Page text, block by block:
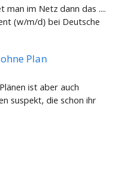
man im Netz dann das ....
(w/m/d) bei Deutsche
Plan
ist aber auch
suspekt, die schon ihr